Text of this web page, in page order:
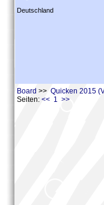
Deutschland
Board >> Quicken 2015
Seiten: << 1 >>